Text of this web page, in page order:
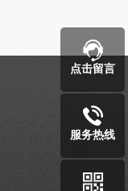
点击留言
服务热线